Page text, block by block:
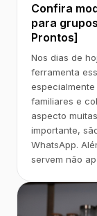
Confira
para
Prontos]
Nos dias de
ferramenta
familiares e
aspecto
importante,
WhatsApp.
servem não